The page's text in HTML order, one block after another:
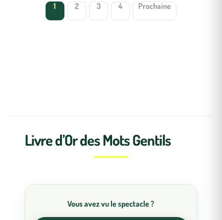
1 2 3 4 Prochaine
Livre d’Or des Mots Gentils